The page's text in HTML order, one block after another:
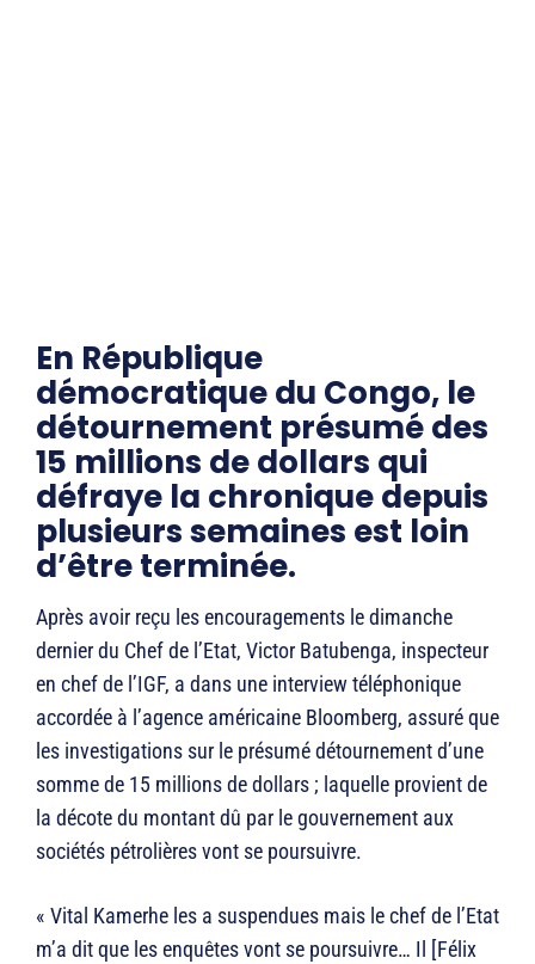
En République
démocratique du Congo, le
détournement présumé des
15 millions de dollars qui
défraye la chronique depuis
plusieurs semaines est loin
d’être terminée.
Après avoir reçu les encouragements le dimanche
dernier du Chef de l’Etat, Victor Batubenga, inspecteur
en chef de l’IGF, a dans une interview téléphonique
accordée à l’agence américaine Bloomberg, assuré que
les investigations sur le présumé détournement d’une
somme de 15 millions de dollars ; laquelle provient de
la décote du montant dû par le gouvernement aux
sociétés pétrolières vont se poursuivre.
« Vital Kamerhe les a suspendues mais le chef de l’Etat
m’a dit que les enquêtes vont se poursuivre… Il [Félix